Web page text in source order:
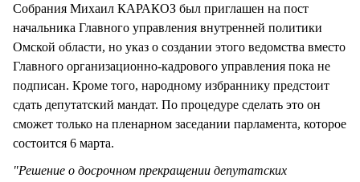
Собрания Михаил КАРАКОЗ был приглашен на пост
начальника Главного управления внутренней политики
Омской области, но указ о создании этого ведомства вместо
Главного организационно-кадрового управления пока не
подписан. Кроме того, народному избраннику предстоит
сдать депутатский мандат. По процедуре сделать это он
сможет только на пленарном заседании парламента, которое
состоится 6 марта.
"Решение о досрочном прекращении депутатских